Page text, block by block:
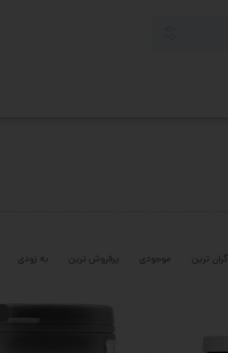
گران ترین موجودی پرفروش ترین به زودی